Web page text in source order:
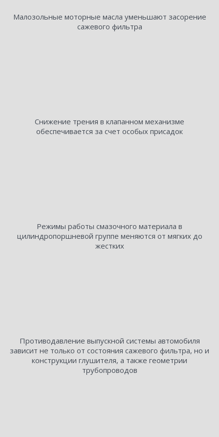
Малозольные моторные масла уменьшают засорение
сажевого фильтра
Снижение трения в клапанном механизме
обеспечивается за счет особых присадок
Режимы работы смазочного материала в
цилиндропоршневой группе меняются от мягких до
жестких
Противодавление выпускной системы автомобиля
зависит не только от состояния сажевого фильтра, но и
конструкции глушителя, а также геометрии
трубопроводов